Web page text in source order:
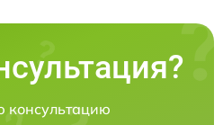
консультацию